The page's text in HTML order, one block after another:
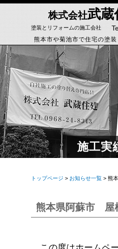
塗装とリフォームの施工会社
株式会社武蔵
熊本市や菊池市で住宅の塗
施工実
トップページ > お知らせ一覧> 熊
熊本県阿蘇市